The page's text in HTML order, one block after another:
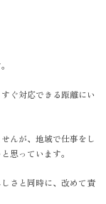
ぐ対応できる距離にい
んが、地域で仕事をし
思っています。
さと同時に、改めて責